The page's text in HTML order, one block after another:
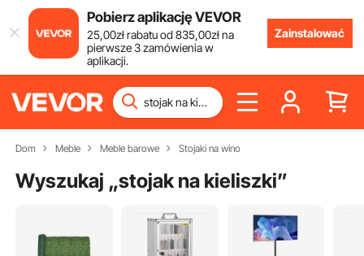
Pobierz aplikację VEVOR
25,00złrabatu od835,00złna
pierwsze 3 zamówienia w
aplikacji.
Zainstalować
Dom Meble Meble barowe Stojaki na wino
Wyszukaj „stojak na kieliszki”